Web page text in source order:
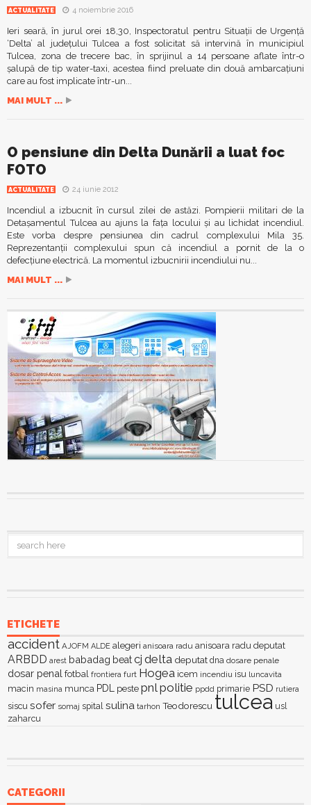
ACTUALITATE 4 noiembrie 2016
Ieri seară, în jurul orei 18,30, Inspectoratul pentru Situații de Urgență
‘Delta’ al județului Tulcea a fost solicitat să intervină în municipiul
Tulcea, zona de trecere bac, în sprijinul a 14 persoane aflate într-o
șalupă de tip water-taxi, acestea fiind preluate din două ambarcațiuni
care au fost implicate într-un...
MAI MULT ...
O pensiune din Delta Dunării a luat foc
FOTO
ACTUALITATE 24 iunie 2012
Incendiul a izbucnit în cursul zilei de astăzi. Pompierii militari de la
Detaşamentul Tulcea au ajuns la faţa locului şi au lichidat incendiul.
Este vorba despre pensiunea din cadrul complexului Mila 35.
Reprezentanţii complexului spun că incendiul a pornit de la o
defecţiune electrică. La momentul izbucnirii incendiului nu...
MAI MULT ...
ETICHETE
accident AJOFM ALDE alegeri anisoara radu anisoara radu deputat
ARBDD arest babadag beatcj delta deputat dna dosare penale
dosar penal fotbal frontiera furt Hogea icem incendiu isu luncavita
macin masina munca PDL peste pnlpolitie ppdd primarie PSD rutiera
siscu sofer somaj spital sulina tarhon Teodorescu tulcea usl
zaharcu
CATEGORII